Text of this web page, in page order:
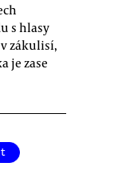
s hlasy
zákulisí,
je zase